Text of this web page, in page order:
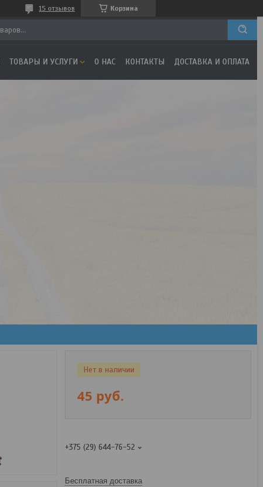
Корзина
15 отзывов
ТОВАРЫ И УСЛУГИ О НАС КОНТАКТЫ ДОСТАВКА И ОПЛАТА
Нет в наличии
45 руб.
+375 (29) 644-76-52
Бесплатная доставка